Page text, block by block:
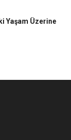
Yaşam Üzerine